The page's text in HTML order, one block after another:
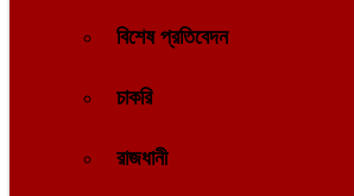
বিশেষ প্রতিবেদন
চাকরি
রাজধানী